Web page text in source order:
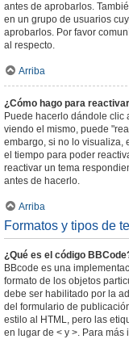
antes de aprobarlos.
en un grupo de usuarios
aprobarlos. Por favor
al respecto.
Arriba
¿Cómo hago para
Puede hacerlo dándole clic
viendo el mismo, puede
embargo, si no lo visualiza,
el tiempo para poder
reactivar un tema
antes de hacerlo.
Arriba
Formatos y tipos de
¿Qué es el código
BBcode es una
formato de los objetos
debe ser habilitado por la
del formulario de
estilo al HTML, pero las
en lugar de < y >. Para